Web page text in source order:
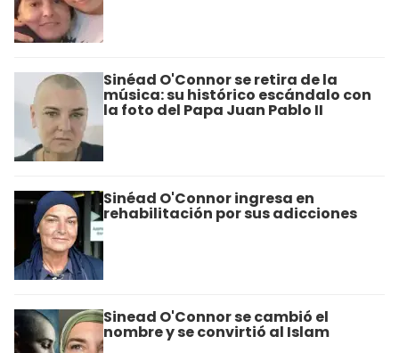
Sinéad O'Connor se retira de la
música: su histórico escándalo con
la foto del Papa Juan Pablo II
Sinéad O'Connor ingresa en
rehabilitación por sus adicciones
Sinead O'Connor se cambió el
nombre y se convirtió al Islam